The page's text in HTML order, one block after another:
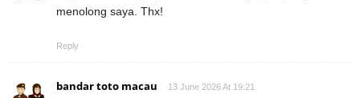
menolong saya. Thx!
Reply
bandar toto macau 13 June 2026 At 19:21